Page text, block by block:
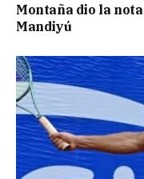
Montaña dio la
Mandiyú